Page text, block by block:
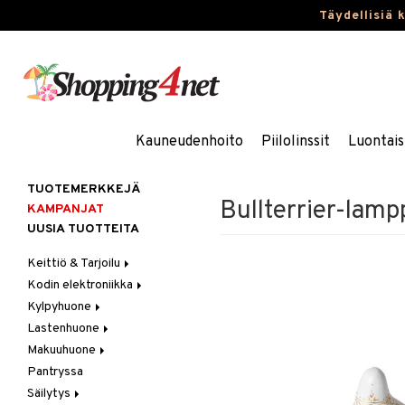
Täydellisiä
Kauneudenhoito Piilolinssit
Bullterrier-
TUOTEMERKKEJÄ
KAMPANJAT
UUSIA TUOTTEITA
Keittiö & Tarjoilu
Aterimet
Kannut & Karahvit
Keittiösäilytys
Keittiötekstiilit
Keittiövälineet
Kodinkoneet
Kodin elektroniikka
Ääni
Kylpyhuone
Kylpyhuoneen sisustus
Kylpyhuoneen tarvikkeita
Kylpyhuoneen tekstiilit
Lastenhuone
Kylpyhuoneen koristelu
Lasten huonekalut
Lasten lamput
Makuuhuone
Huovat & Saalit
Koristetyynyt
Pantryssa
Säilytys